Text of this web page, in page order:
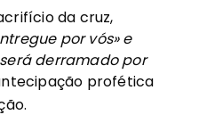
da cruz,
por vós» e
derramado por
profética